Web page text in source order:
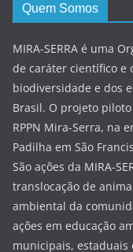
Quem Somos
MIRA-SERRA é uma
de caráter científico e
biodiversidade e dos
Brasil. O projeto
RPPN Mira-Serra, na
Padilha em São
São ações da MIRA-
translocação de
ambiental da
ações em educação
municipais,